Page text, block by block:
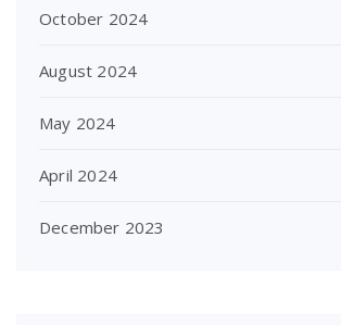
October 2024
August 2024
May 2024
April 2024
December 2023